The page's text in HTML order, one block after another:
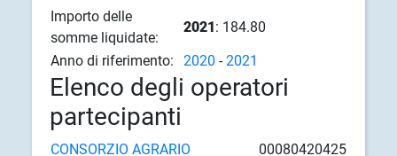
Importo delle
somme liquidate:
2021: 184.80
Anno di riferimento:
2020 -2021
Elenco degli operatori
partecipanti
CONSORZIO AGRARIO 00080420425